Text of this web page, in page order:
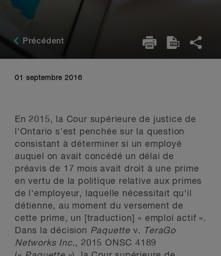
Précédent
01 septembre 2016
En 2015, la Cour supérieure de justice de
l'Ontario s'est penchée sur la question
consistant à déterminer si un employé
auquel on avait concédé un délai de
préavis de 17 mois avait droit à une prime
en vertu de la politique relative aux primes
de l'employeur, laquelle nécessitait qu'il
détienne, au moment du versement de
cette prime, un [traduction] « emploi actif ».
Dans la décision Paquette v. TeraGo
Networks Inc., 2015 ONSC 4189